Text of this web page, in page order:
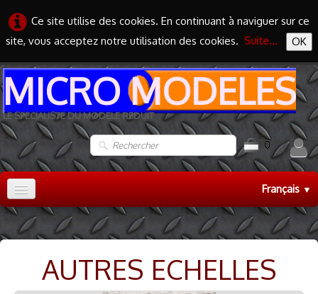
Ce site utilise des cookies. En continuant à naviguer sur ce
site, vous acceptez notre utilisation des cookies. Suite... OK
MICRO MODELES
LE SPECIALISTE DU MODELE REDUIT
0
Français▼
Accueil
TRAIN HO▼
TRAIN N▼
AUTRES ECHELLES